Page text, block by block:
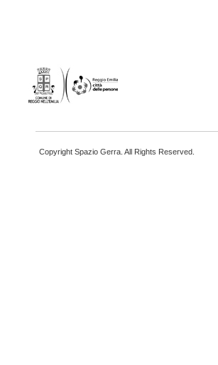
Copyright Spazio Gerra. All Rights Reserved.